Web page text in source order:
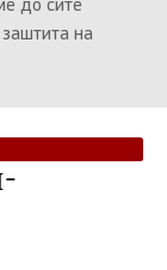
до сите
на